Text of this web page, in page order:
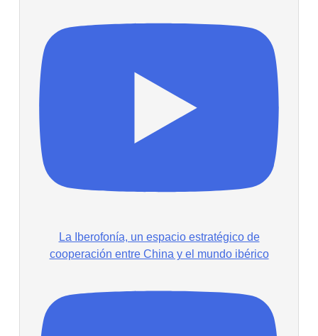
La Iberofonía, un espacio estratégico de
cooperación entre China y el mundo ibérico